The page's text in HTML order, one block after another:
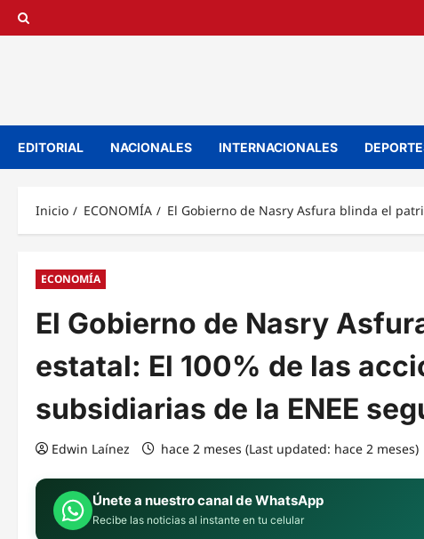
Saltar
EDITORIAL NACIONALES INTERNACIONALES
Inicio ECONOMÍA El Gobierno de Nasry Asfura blinda el
ECONOMÍA
El Gobierno de Nasry
estatal: El 100% de las
subsidiarias de la ENEE
Edwin Laínez hace 2 meses (Last updated: hace 2 meses)
Únete a nuestro canal de WhatsApp
Recibe las noticias al instante en tu celular